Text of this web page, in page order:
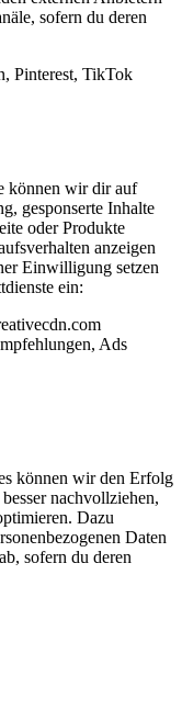
sofern du deren
Pinterest, TikTok
können wir dir auf
gesponserte Inhalte
oder Produkte
anzeigen
Einwilligung setzen
ein:
Ads
können wir den Erfolg
nachvollziehen,
Dazu
Daten
sofern du deren